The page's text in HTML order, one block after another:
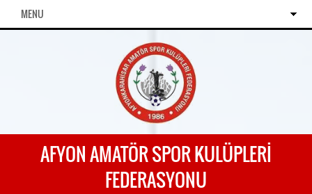
MENU
AFYON AMATÖR SPOR KULÜPLERI
FEDERASYONU